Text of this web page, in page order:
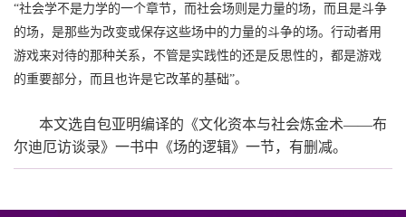
“社会学不是力学的一个章节，而社会场则是力量的场，而且是斗争
的场，是那些为改变或保存这些场中的力量的斗争的场。行动者用
游戏来对待的那种关系，不管是实践性的还是反思性的，都是游戏
的重要部分，而且也许是它改革的基础”。
本文选自包亚明编译的《文化资本与社会炼金术——布
尔迪厄访谈录》一书中《场的逻辑》一节，有删减。